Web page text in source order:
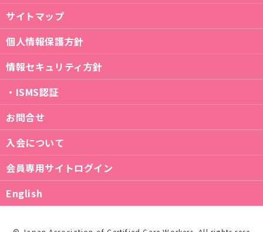
サイトマップ
個人情報保護方針
情報セキュリティ方針
・ISMS認証
お問合せ
入会について
会員専用サイトログイン
English